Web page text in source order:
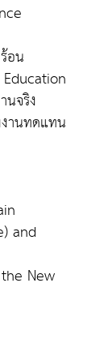
อน
นจริง
านทดแทน
and
New